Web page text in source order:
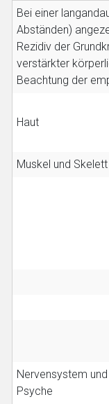
Bei einer
Abständen)
Rezidiv der
verstärkter
Beachtung der
Haut
Muskel und Skelett
Nervensystem und
Psyche